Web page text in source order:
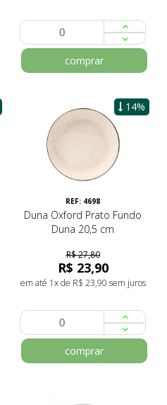
comprar
14%
REF: 4698
Duna Oxford Prato Fundo
Duna 20,5 cm
R$ 27,80
R$ 23,90
em até 1x de R$ 23,90 sem juros
comprar